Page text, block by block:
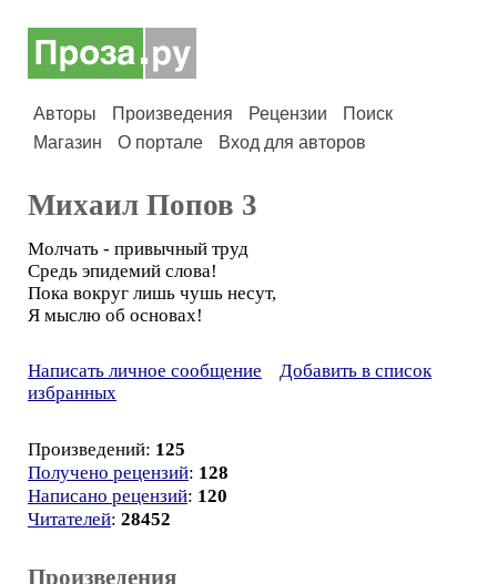
Авторы Произведения Рецензии
Поиск
Магазин
О портале Вход для авторов
Михаил Попов 3
Молчать - привычный труд
Средь эпидемий слова!
Пока вокруг лишь чушь несут,
Я мыслю об основах!
Написать личное сообщение
Добавить в список
избранных
Произведений: 125
Получено рецензий: 128
Написано рецензий: 120
Читателей: 28452
Произведения